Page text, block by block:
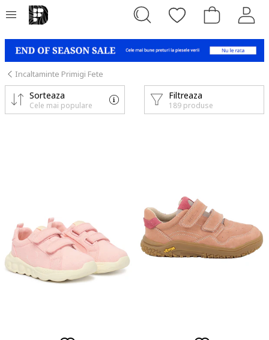
Incaltaminte Primigi Fete
Filtreaza
189 produse
Sorteaza
Cele mai populare